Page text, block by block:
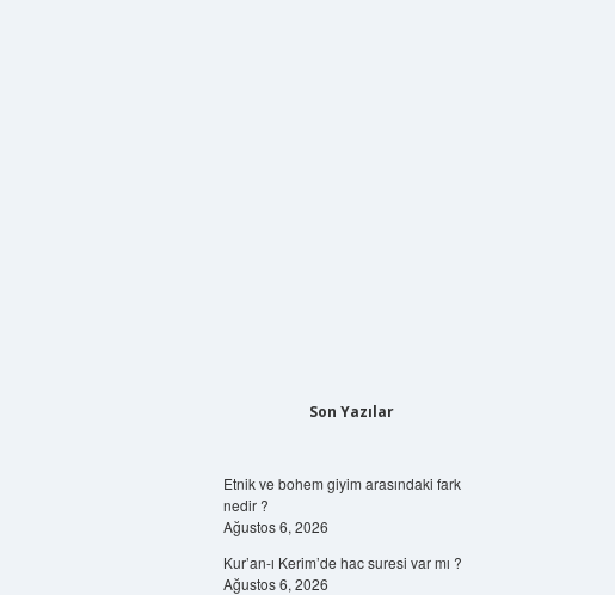
Son Yazılar
Etnik ve bohem giyim arasındaki fark
nedir ?
Ağustos 6, 2026
Kur’an-ı Kerim’de hac suresi var mı ?
Ağustos 6, 2026